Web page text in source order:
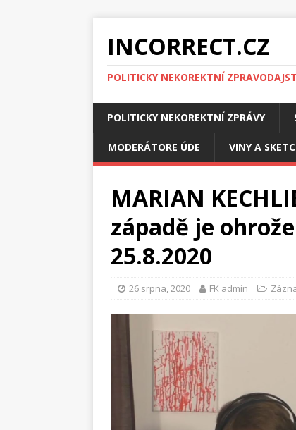
INCORRECT.CZ
POLITICKY NEKOREKTNÍ
POLITICKY NEKOREKTNÍ ZPRÁVY
MODERÁTORE ÚDE VINY A
MARIAN
západě je
25.8.2020
26 srpna, 2020 FK admin